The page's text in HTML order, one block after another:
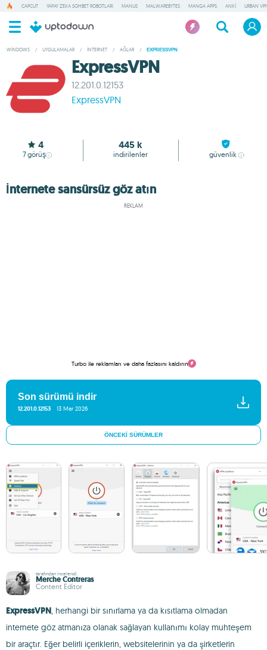
CAPCUT YAPAY ZEKA SOHBET ROBOTLARI MANUS MALWAREBYTES MANGA APPS ANKI URBAN
WINDOWS / UYGULAMALAR / İNTERNET / AĞLAR / EXPRESSVPN
ExpressVPN
12.201.0.12153
ExpressVPN
4
7görüş
445 k
indirilenler güvenlik
İnternete sansürsüz göz atın
REKLAM
Turbo ile reklamları ve daha fazlasını kaldırın
Son sürümü indir
12.201.0.12153 13 Mar 2026
ÖNCEKI SÜRÜMLER
tarafından incelendi.
Merche Contreras
Content Editor
ExpressVPN, herhangi bir sınırlama ya da kısıtlama olmadan
internete göz atmanıza olanak sağlayan kullanımı kolay muhteşem
bir araçtır. Eğer belirli içeriklerin, websitelerinin ya da şirketlerin